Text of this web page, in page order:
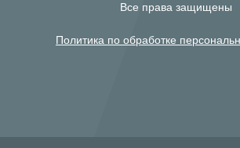
Все права защищены
Политика по обработке